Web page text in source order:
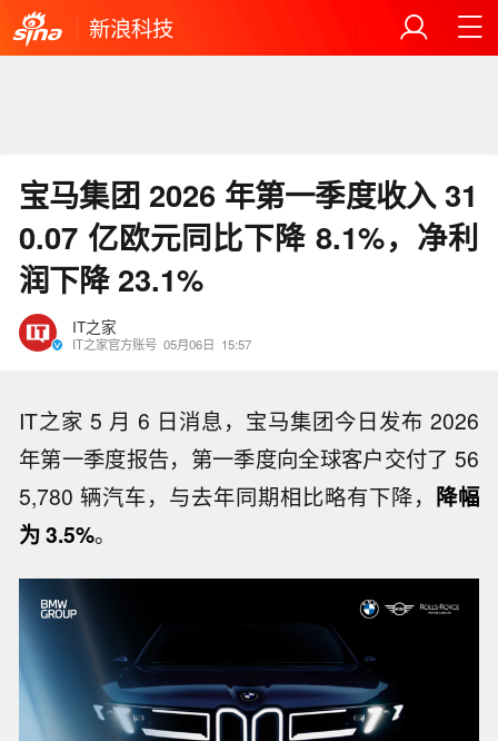
新浪科技
宝马集团 2026 年第一季度收入 31
0.07 亿欧元同比下降 8.1%，净利
润下降 23.1%
IT之家
IT之家官方账号 05月06日 15:57
IT之家 5 月 6 日消息，宝马集团今日发布 2026
年第一季度报告，第一季度向全球客户交付了 56
5,780 辆汽车，与去年同期相比略有下降， 降幅
为 3.5%。